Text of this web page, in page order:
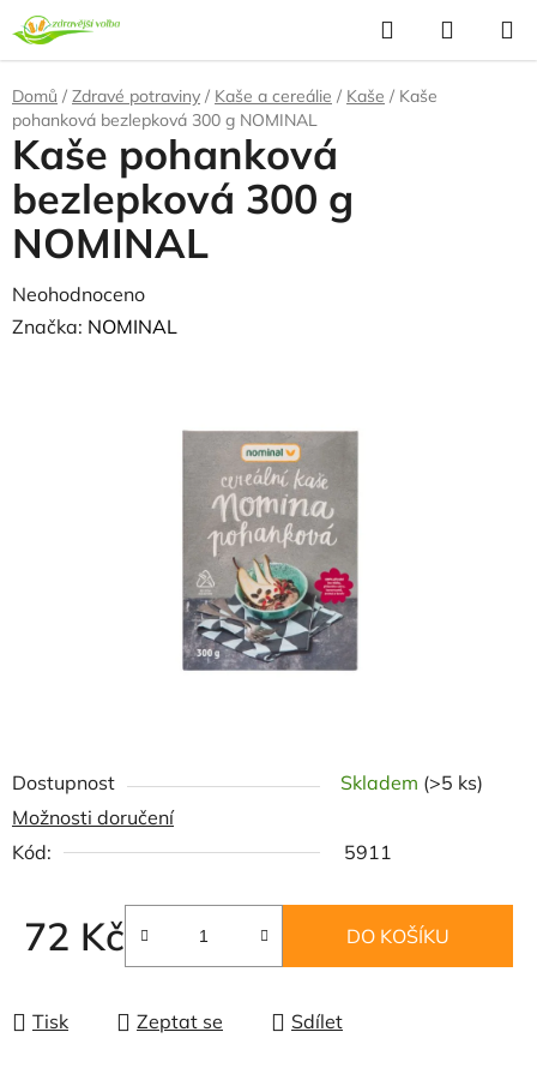
Přejít
na
obsah
Hledat
KOŠÍK
Domů / Zdravé potraviny / Kaše a cereálie / Kaše / Kaše
pohanková bezlepková 300 g NOMINAL
Dostupnost Skladem (>5 ks)
Možnosti doručení
Kód:
5911
72 Kč
Měrná cena:
DO KOŠÍKU
Tisk Zeptat se Sdílet
Kaše pohanková
bezlepková 300 g
NOMINAL
Průměrné
hodnocení
Neohodnoceno
Značka: NOMINAL